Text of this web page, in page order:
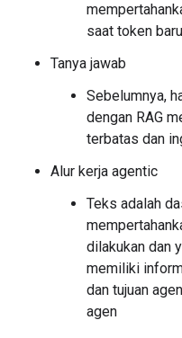
saat token
Tanya jawab
Sebelumnya,
dengan RAG
terbatas dan
Alur kerja agentic
Teks adalah
dilakukan dan
memiliki
dan tujuan
agen